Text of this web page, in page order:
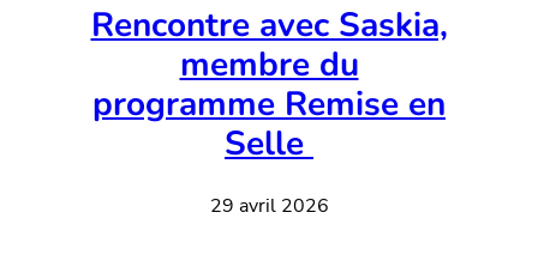
Rencontre avec Saskia,
membre du
programme Remise en
Selle
29 avril 2026